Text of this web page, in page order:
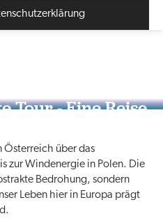
Tour - Eine Reise
Österreich über das
zur Windenergie in Polen. Die
Bedrohung, sondern
Leben hier in Europa prägt